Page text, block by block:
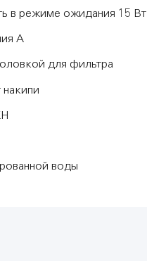
в режиме ожидания 15 Вт
А
для фильтра
воды